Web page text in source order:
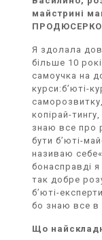
майстрині
Я здолала
більше 10
самоучка на
курси:б’юті-
копірай-
знаю все про
бути б’юті-
називаю
бонасправді
так добре
б’юті-
бо знаю все в
Що